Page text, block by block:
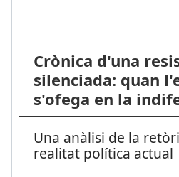
Crònica d'una
silenciada: quan
s'ofega en la
Una anàlisi de la
realitat política actual